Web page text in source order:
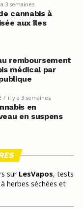
3 semaines
cannabis à
aux îles
remboursement
médical par
il y a 3 semaines
en
en suspens
sur LesVapos, tests
herbes séchées et